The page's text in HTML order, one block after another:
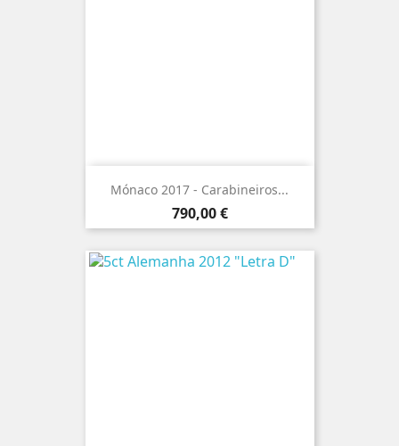
Mónaco 2017 - Carabineiros...
Preço
790,00 €